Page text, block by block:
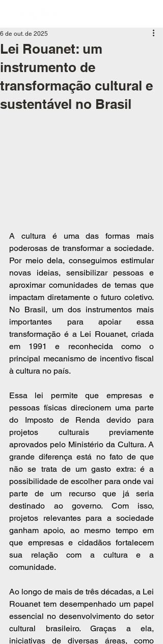
Lei Rouanet: um
instrumento de
transformação cultural e
sustentável no Brasil
6 de out. de 2025
A cultura é uma das formas mais
poderosas de transformar a sociedade.
Por meio dela, conseguimos estimular
novas ideias, sensibilizar pessoas e
aproximar comunidades de temas que
impactam diretamente o futuro coletivo.
No Brasil, um dos instrumentos mais
importantes para apoiar essa
transformação é a Lei Rouanet, criada
em 1991 e reconhecida como o
principal mecanismo de incentivo fiscal
à cultura no país.
Essa lei permite que empresas e
pessoas físicas direcionem uma parte
do Imposto de Renda devido para
projetos culturais previamente
aprovados pelo Ministério da Cultura. A
grande diferença está no fato de que
não se trata de um gasto extra: é a
possibilidade de escolher para onde vai
parte de um recurso que já seria
destinado ao governo. Com isso,
projetos relevantes para a sociedade
ganham apoio, ao mesmo tempo em
que empresas e cidadãos fortalecem
sua relação com a cultura e a
comunidade.
Ao longo de mais de três décadas, a Lei
Rouanet tem desempenhado um papel
essencial no desenvolvimento do setor
cultural brasileiro. Graças a ela,
iniciativas de diversas áreas, como